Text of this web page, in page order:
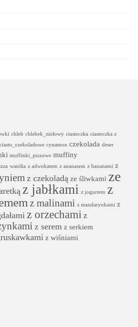
chleb chlebek_ziołowy ciasteczka ciasteczka z
ciasto_czekoladowe cynamon czekolada deser
muffinki_pizzowe muffiny
wanilia z adwokatem z ananasem z bananami z
z czekoladą ze śliwkami ze
z jabłkami z jogurtem z
z malinami z mandarynkami z
z orzechami z
z serem z serkiem
z wiśniami